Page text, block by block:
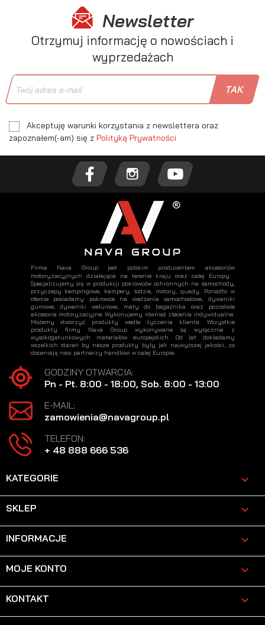
Newsletter
Otrzymuj informację o nowościach i
wyprzedażach
Akceptuję warunki korzystania z newslettera oraz
zapoznałem(-am) się z Polityką Prywatności
Firma Nava Group jest polskim producentem akcesoriów
motoryzacyjnych działająca na terenie kraju oraz całej Europy.
Specjalizujemy się w produkcji pokrowców ochronnych na samochody,
przyczepy kempingowe, kampery, łodzie, motory, quady. Ponadto w
ofercie posiadamy pokrowce na siedzenia samochodowe, dywaniki
gumowe, dywaniki welurowe, maty do bagażnika oraz pozostałe
akcesoria motoryzacyjne. Wykonujemy również zlecenia indywidualne.
Możemy stworzyć produkty wedle życzenia klienta. Wszystkie
produkty firmy Nava Group wykonywane są wyłącznie z
wysokogatunkowych materiałów europejskich. Od lat dokładamy
wszelkich starań by nasze produkty były jak najwyższej jakości, co
doceniają nasi partnerzy handlowi w całej Europie.
GODZINY OTWARCIA:
Pn - Pt. 8:00 - 18:00, Sob. 8:00 - 13:00
E-MAIL:
zamowienia@navagroup.pl
TELEFON:
+ 48 888 666 536
KATEGORIE 
SKLEP 
INFORMACJE 
MOJE KONTO 
KONTAKT keyboard_arrow_down